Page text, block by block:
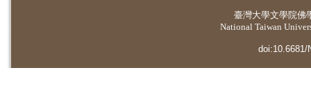
臺灣大學文學院佛
National Taiwan
doi:10.6681/